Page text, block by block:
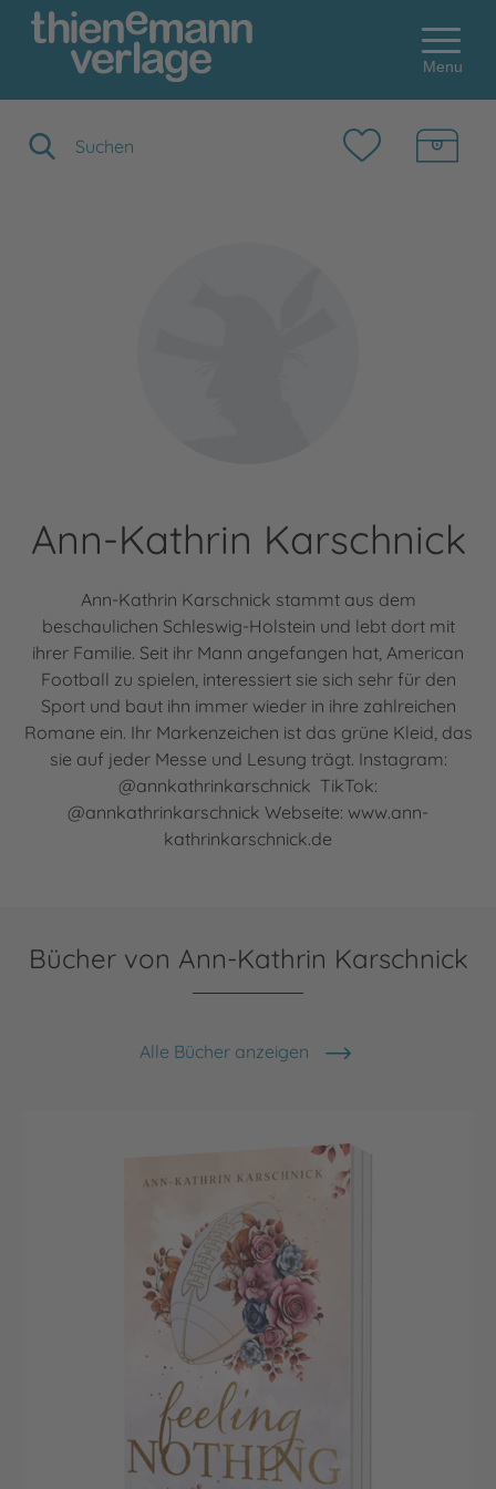
Menu
Ann-Kathrin Karschnick
Ann-Kathrin Karschnick stammt aus dem
beschaulichen Schleswig-Holstein und lebt dort mit
ihrer Familie. Seit ihr Mann angefangen hat, American
Football zu spielen, interessiert sie sich sehr für den
Sport und baut ihn immer wieder in ihre zahlreichen
Romane ein. Ihr Markenzeichen ist das grüne Kleid, das
sie auf jeder Messe und Lesung trägt. Instagram:
@annkathrinkarschnick TikTok:
@annkathrinkarschnick Webseite: www.ann-
kathrinkarschnick.de
Bücher von Ann-Kathrin Karschnick
Alle Bücher anzeigen